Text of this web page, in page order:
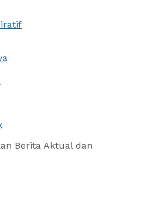
Berita Aktual dan